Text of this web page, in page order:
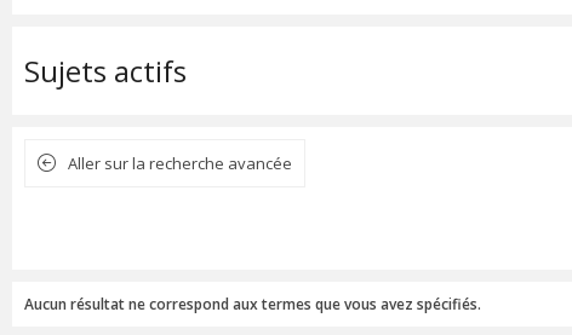
Sujets actifs
Aller sur la recherche avancée
Aucun résultat ne correspond aux termes que vous avez spécifiés.